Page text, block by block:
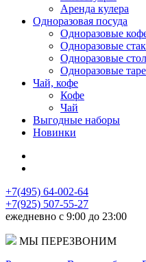
Аренда кулера
Одноразовая посуда
Одноразовые
Одноразовые
Одноразовые
Одноразовые
Чай, кофе
Кофе
Чай
Выгодные наборы
Новинки
+7(495) 64-002-64
+7(925) 507-55-27
ежедневно с 9:00 до 23:00
МЫ ПЕРЕЗВОНИМ